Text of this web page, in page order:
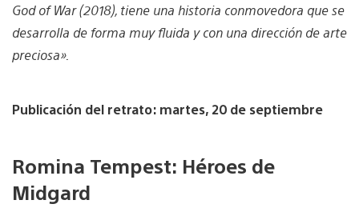
God of War (2018), tiene una historia conmovedora que se
desarrolla de forma muy fluida y con una dirección de arte
preciosa».
Publicación del retrato: martes, 20 de septiembre
Romina Tempest: Héroes de
Midgard